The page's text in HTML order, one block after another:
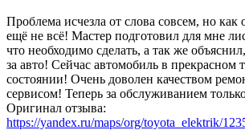
Проблема исчезла от слова совсем, но как
ещё не всё! Мастер подготовил для мне
что необходимо сделать, а так же
за авто! Сейчас автомобиль в прекрасном
состоянии! Очень доволен качеством
сервисом! Теперь за обслуживанием
Оригинал отзыва:
https://yandex.ru/maps/org/toyota_elektrik/